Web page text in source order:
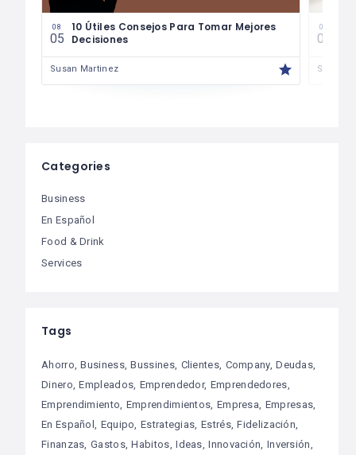
08
05
10 Útiles Consejos Para Tomar Mejores
Decisiones
Susan Martinez
08
04
Susan
Categories
Business
En Español
Food & Drink
Services
Tags
Ahorro Business Bussines Clientes Company Deudas
Dinero Empleados Emprendedor Emprendedores
Emprendimiento Emprendimientos Empresa Empresas
En Español Equipo Estrategias Estrés Fidelización
Finanzas Gastos Habitos Ideas Innovación Inversión